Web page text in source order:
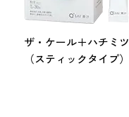
ザ・ケール＋ハチミツ
（スティックタイプ）